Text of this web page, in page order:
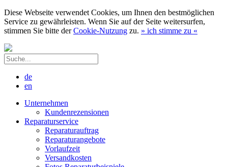
Diese Webseite verwendet Cookies, um Ihnen den bestmöglichen
Service zu gewährleisten. Wenn Sie auf der Seite weitersurfen,
stimmen Sie bitte derCookie-Nutzung zu. » ich stimme zu «
de
en
Unternehmen
Kundenrezensionen
Reparaturservice
Reparaturauftrag
Reparaturangebote
Vorlaufzeit
Versandkosten